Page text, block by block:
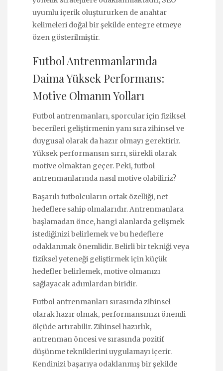
uyumlu içerik oluştururken de anahtar
kelimeleri doğal bir şekilde entegre etmeye
özen gösterilmiştir.
Futbol Antrenmanlarında
Daima Yüksek Performans:
Motive Olmanın Yolları
Futbol antrenmanları, sporcular için fiziksel
becerileri geliştirmenin yanı sıra zihinsel ve
duygusal olarak da hazır olmayı gerektirir.
Yüksek performansın sırrı, sürekli olarak
motive olmaktan geçer. Peki, futbol
antrenmanlarında nasıl motive olabiliriz?
Başarılı futbolcuların ortak özelliği, net
hedeflere sahip olmalarıdır. Antrenmanlara
başlamadan önce, hangi alanlarda gelişmek
istediğinizi belirlemek ve bu hedeflere
odaklanmak önemlidir. Belirli bir tekniği veya
fiziksel yeteneği geliştirmek için küçük
hedefler belirlemek, motive olmanızı
sağlayacak adımlardan biridir.
Futbol antrenmanları sırasında zihinsel
olarak hazır olmak, performansınızı önemli
ölçüde artırabilir. Zihinsel hazırlık,
antrenman öncesi ve sırasında pozitif
düşünme tekniklerini uygulamayı içerir.
Kendinizi başarıya odaklanmış bir şekilde